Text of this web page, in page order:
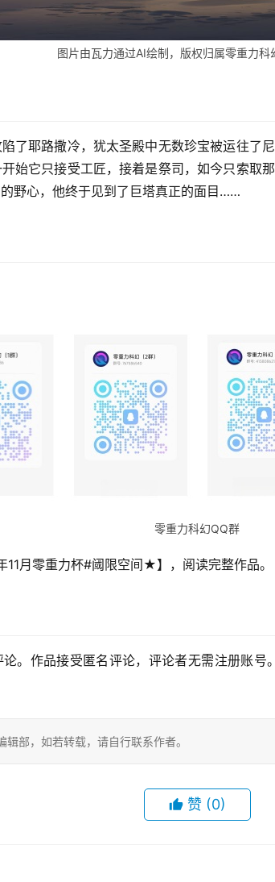
图片由瓦力通过AI绘制，版权归属零重力科
了耶路撒冷，犹太圣殿中无数珍宝被运往了
始它只接受工匠，接着是祭司，如今只索取
野心，他终于见到了巨塔真正的面目……
零重力科幻QQ群
月零重力杯#阈限空间★】，阅读完整作品。
。作品接受匿名评论，评论者无需注册账号
部，如若转载，请自行联系作者。
赞 (0)